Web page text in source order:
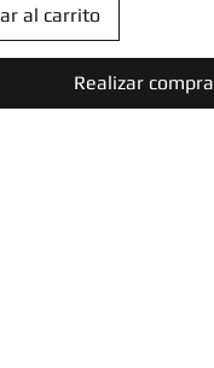
al carrito
Realizar compra